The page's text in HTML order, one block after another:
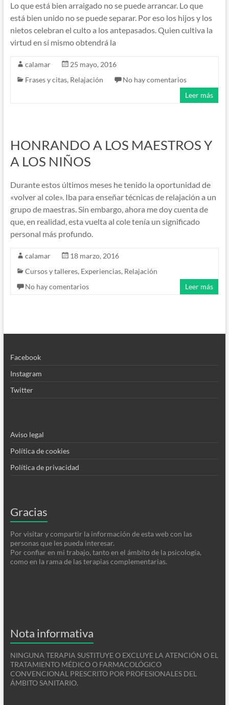
Lo que está bien arraigado no se puede arrancar. Lo que
está bien unido no se puede separar. Por eso los hijos y los
nietos celebran el culto a los antepasados. Quien cultiva la
virtud en sí mismo obtendrá la
calamar
25 mayo, 2016
Frases y citas, Relajación
No hay comentarios
Leer más
HONRANDO A LOS MAESTROS Y
A LOS NIÑOS
Durante estos últimos meses he tenido la oportunidad de
«volver al cole». Iba para enseñar técnicas de relajación a un
grupo de maestras. Sin embargo, ahora me doy cuenta de
que, en realidad, esta vuelta al cole tenía un significado
personal más profundo.
calamar
18 marzo, 2016
Cursos y talleres, Experiencias, Relajación
No hay comentarios
Leer más
Facebook
Instagram
Twitter
Aviso legal
Política de cookies
Política de privacidad
Gracias
Por visitar y compartir la información de esta web con las
personas que les pueda interesar.
Por confiar en mi trabajo, tanto en el ámbito de la psicología,
como en la rama de las terapias complementarias.
Nota informativa
NINGUNA TERAPIA SUSTITUYE O EXCLUYE LA ATENCIÓN O EL
TRATAMIENTO MÉDICO O FARMACOLÓGICO
CONVENCIONAL PRESCRITO POR PROFESIONALES DEL
ÁMBITO SANITARIO.